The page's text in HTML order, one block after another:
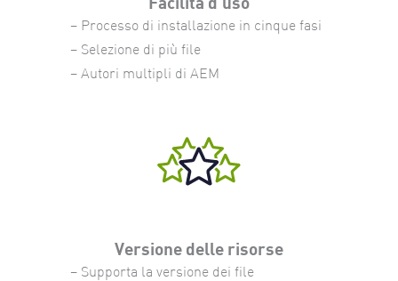
– Processo di installazione in cinque fasi
– Selezione di più file
– Autori multipli di AEM
Versione delle risorse
– Supporta la versione dei file